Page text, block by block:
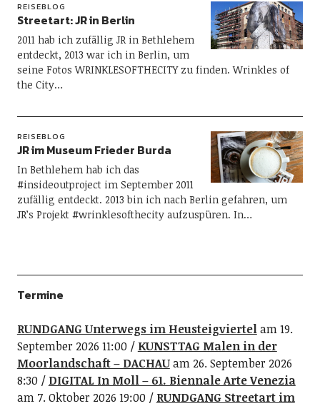
REISEBLOG
Streetart: JR in Berlin
2011 hab ich zufällig JR in Bethlehem
entdeckt, 2013 war ich in Berlin, um
seine Fotos WRINKLESOFTHECITY zu finden. Wrinkles of
the City…
REISEBLOG
JR im Museum Frieder Burda
In Bethlehem hab ich das
#insideoutproject im September 2011
zufällig entdeckt. 2013 bin ich nach Berlin gefahren, um
JR’s Projekt #wrinklesofthecity aufzuspüren. In…
Termine
RUNDGANG Unterwegs im Heusteigviertelam 19.
September 2026 11:00
KUNSTTAG Malen in der
Moorlandschaft – DACHAUam 26. September 2026
8:30
DIGITAL In Moll – 61. Biennale Arte Venezia
am 7. Oktober 2026 19:00
RUNDGANG Streetart im